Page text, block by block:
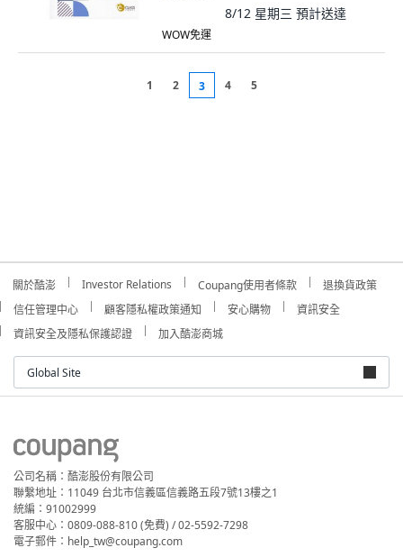
8/12 星期三 預計送達
WOW免運
1 2 3 4 5
關於酷澎 Investor Relations Coupang使用者條款
退換貨政策
信任管理中心
顧客隱私權政策通知 安心購物
資訊安全
資訊安全及隱私保護認證
加入酷澎商城
Global Site
公司名稱：酷澎股份有限公司
聯繫地址：11049 台北市信義區信義路五段7號13樓之1
統編：91002999
客服中心：0809-088-810 (免費) / 02-5592-7298
電子郵件：help_tw@coupang.com